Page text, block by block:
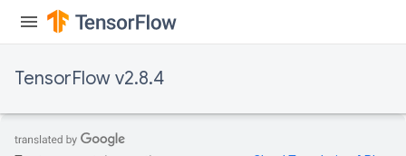
TensorFlow v2.8.4